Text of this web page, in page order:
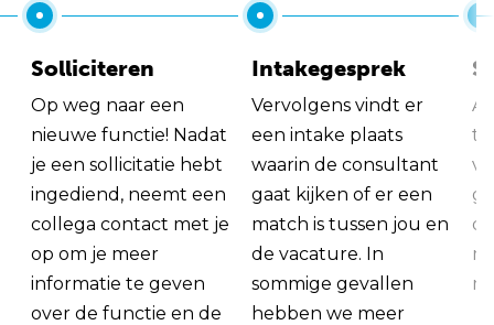
Solliciteren
Op weg naar een
nieuwe functie! Nadat
je een sollicitatie hebt
ingediend, neemt een
collega contact met je
op om je meer
informatie te geven
over de functie en de
Intakegesprek
Vervolgens vindt er
een intake plaats
waarin de consultant
gaat kijken of er een
match is tussen jou en
de vacature. In
sommige gevallen
hebben we meer